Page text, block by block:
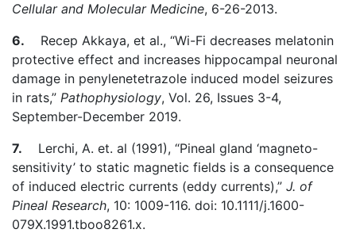
Cellular and Molecular Medicine, 6-26-2013.
6. Recep Akkaya, et al., “Wi-Fi decreases melatonin
protective effect and increases hippocampal neuronal
damage in penylenetetrazole induced model seizures
in rats,” Pathophysiology, Vol. 26, Issues 3-4,
September-December 2019.
7. Lerchi, A. et. al (1991), “Pineal gland ‘magneto-
sensitivity’ to static magnetic fields is a consequence
of induced electric currents (eddy currents),” J. of
Pineal Research, 10: 1009-116. doi: 10.1111/j.1600-
079X.1991.tboo8261.x.